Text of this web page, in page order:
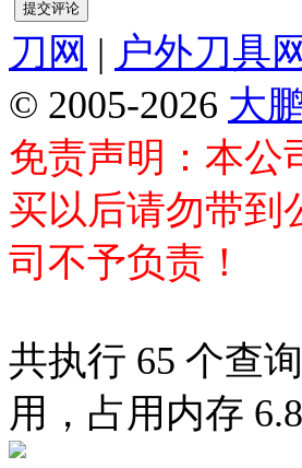
刀网 | 户外刀具
© 2005-2026 大
免责声明：本公
买以后请勿带到
司不予负责！
共执行 65 个查
用，占用内存